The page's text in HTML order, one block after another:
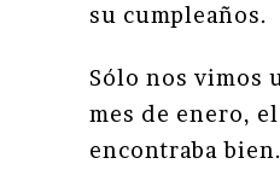
su cumpleaños.
Sólo nos vimos
mes de enero,
encontraba bien.